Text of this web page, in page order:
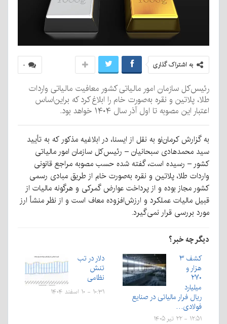
۰ به اشتراک گذاری
رئیس‌کل سازمان امور مالیاتی کشور معافیت مالیاتی واردات
طلا، پلاتین و نقره به‌صورت خام را ابلاغ کرد که براین‌اساس
اعتبار این مصوبه تا اول آذر سال ۱۴۰۴ خواهد بود.
به گزارش کرمان‌نو به نقل از ایسنا، در ابلاغیه مذکور که به تأیید
سید محمدهادی سبحانیان – رئیس‌کل سازمان امور مالیاتی
کشور – رسیده است، گفته شده حسب مصوبه مراجع قانونی
واردات طلا، پلاتین و نقره به‌صورت خام از طریق مبادی رسمی
کشور مجاز بوده و از پرداخت عوارض گمرکی و هرگونه مالیات از
قبیل مالیات عملکرد و ارزش‌افزوده معاف است و از نظر منشأ ارز
مورد بررسی قرار نمی‌گیرد.
دیگر چه خبر؟
کشف ۳
هزار و
۲۷۰
میلیارد
ریال فرار مالیاتی در صنایع
فولادی…
۱۲:۵۱ - ۲۲ تیر ۱۴۰۵
دلار در تب
تنش
نظامی
۱۰:۳۱ - ۱۰ اسفند ۱۴۰۴